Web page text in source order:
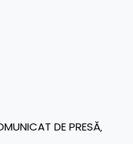
DE PRESĂ‚